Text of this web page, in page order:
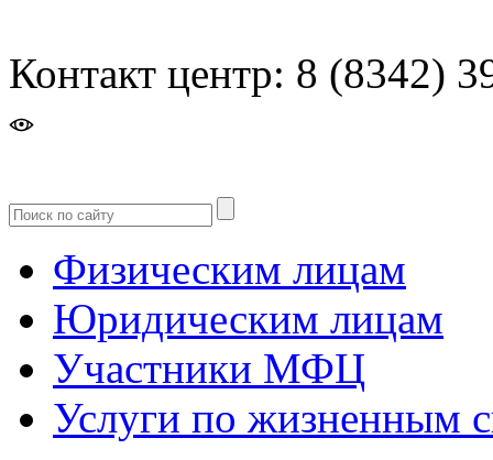
Контакт центр: 8 (8342)
Физическим лицам
Юридическим лицам
Участники МФЦ
Услуги по жизненным